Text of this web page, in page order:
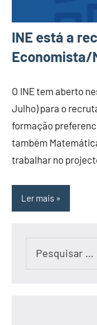
INE está a
Economista/
O INE tem aberto
Julho) para o
formação
também
trabalhar no
Ler mais